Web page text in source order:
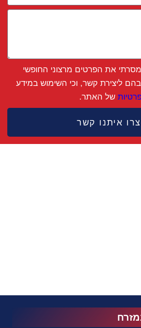
את הפרטים מרצוני החופשי
ליצירת קשר, וכי השימוש במידע
של האתר.
צרו איתנו קשר